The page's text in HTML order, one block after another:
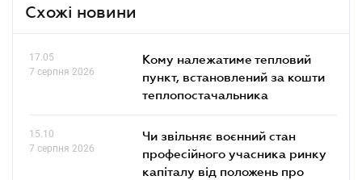
Схожі новини
17.05
7 серпня 2026
Кому належатиме тепловий
пункт, встановлений за кошти
теплопостачальника
15.10
7 серпня 2026
Чи звільняє воєнний стан
професійного учасника ринку
капіталу від положень про